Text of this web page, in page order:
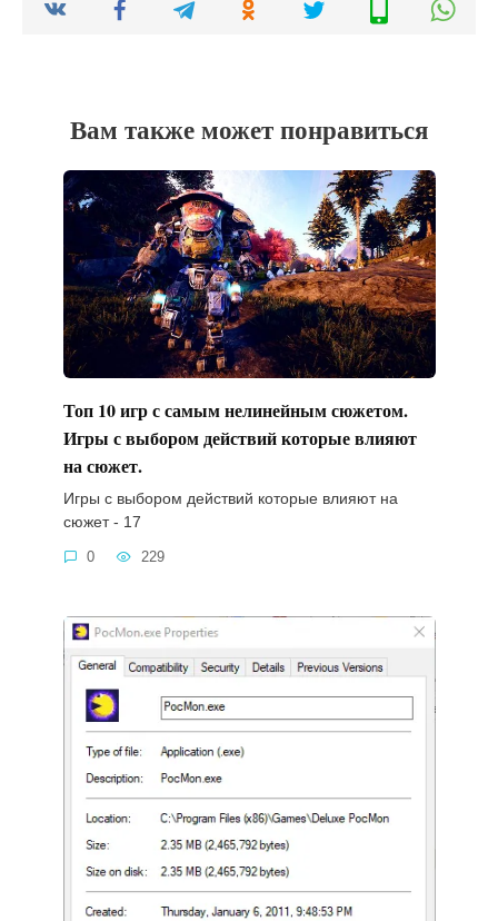
Вам также может понравиться
Топ 10 игр с самым нелинейным сюжетом.
Игры с выбором действий которые влияют
на сюжет.
Игры с выбором действий которые влияют на
сюжет - 17
0 229